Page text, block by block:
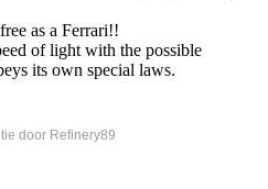
as a Ferrari!!
of light with the possible
its own special laws.
door Refinery89